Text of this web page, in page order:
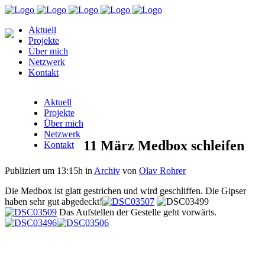
Aktuell
Projekte
Über mich
Netzwerk
Kontakt
Aktuell
Projekte
Über mich
Netzwerk
Kontakt
11 März Medbox schleifen
Publiziert um 13:15h in Archiv von Olav Rohrer
Die Medbox ist glatt gestrichen und wird geschliffen. Die Gipser
haben sehr gut abgedeckt!
Das Aufstellen der Gestelle geht vorwärts.